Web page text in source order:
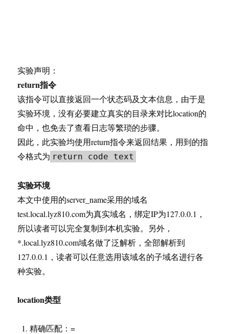
实验声明：
return指令
该指令可以直接返回一个状态码及文本信息，由于是
实验环境，没有必要建立真实的目录来对比location的
命中，也免去了查看日志等繁琐的步骤。
因此，此实验均使用return指令来返回结果，用到的指
令格式为 return code text
实验环境
本文中使用的server_name采用的域名
test.local.lyz810.com为真实域名，绑定IP为127.0.0.1，
所以读者可以完全复制到本机实验。另外，
*.local.lyz810.com域名做了泛解析，全部解析到
127.0.0.1，读者可以任意选用该域名的子域名进行各
种实验。
location类型
精确匹配：=